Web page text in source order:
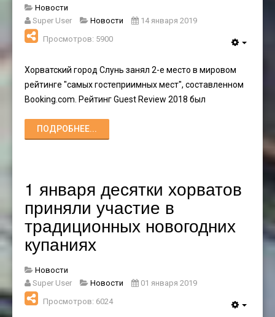
Новости
Super User
Новости
14 января 2019
Просмотров: 5900
Хорватский город Слунь занял 2-е место в мировом
рейтинге "самых гостеприимных мест", составленном
Booking.com. Рейтинг Guest Review 2018 был
ПОДРОБНЕЕ...
1 января десятки хорватов
приняли участие в
традиционных новогодних
купаниях
Новости
Super User
Новости
01 января 2019
Просмотров: 6024